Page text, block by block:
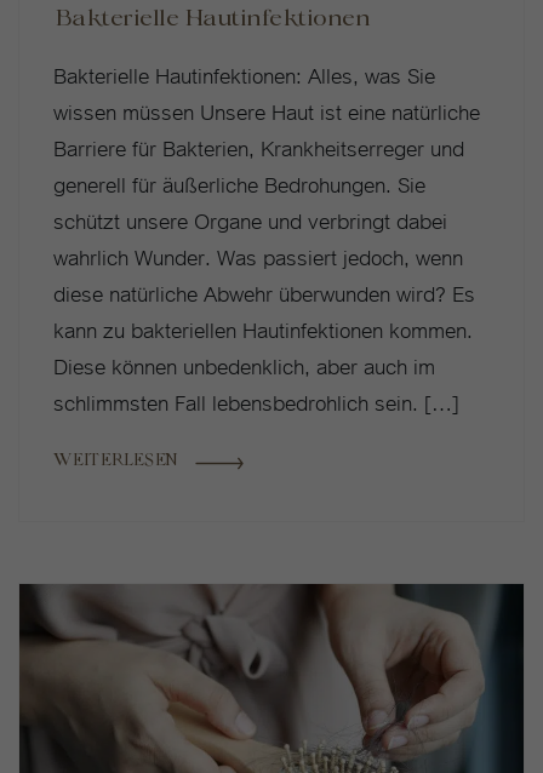
Bakterielle Hautinfektionen
Bakterielle Hautinfektionen: Alles, was Sie
wissen müssen Unsere Haut ist eine natürliche
Barriere für Bakterien, Krankheitserreger und
generell für äußerliche Bedrohungen. Sie
schützt unsere Organe und verbringt dabei
wahrlich Wunder. Was passiert jedoch, wenn
diese natürliche Abwehr überwunden wird? Es
kann zu bakteriellen Hautinfektionen kommen.
Diese können unbedenklich, aber auch im
schlimmsten Fall lebensbedrohlich sein. […]
WEITERLESEN